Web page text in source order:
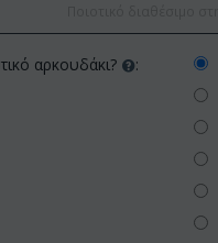
αρκουδάκι? :